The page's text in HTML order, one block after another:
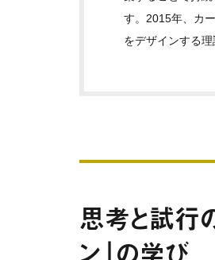
す。2015年、カ
をデザインする理
思考と試行